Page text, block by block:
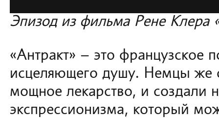
Эпизод из фильма Рене Клера
«Антракт» – это французское
исцеляющего душу. Немцы же
мощное лекарство, и создали
экспрессионизма, который